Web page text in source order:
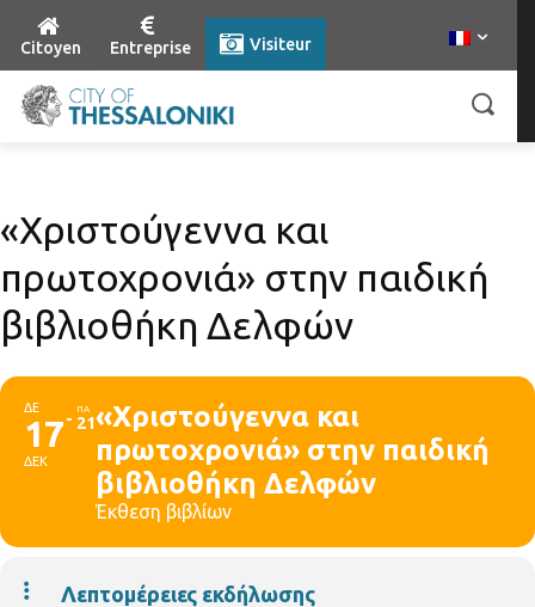
Citoyen Entreprise Visiteur
«Χριστούγεννα και
πρωτοχρονιά» στην παιδική
βιβλιοθήκη Δελφών
ΔΕ
17
ΔΕΚ
ΠΑ
21«Χριστούγεννα και
πρωτοχρονιά» στην παιδική
βιβλιοθήκη Δελφών
Έκθεση βιβλίων
Λεπτομέρειες εκδήλωσης